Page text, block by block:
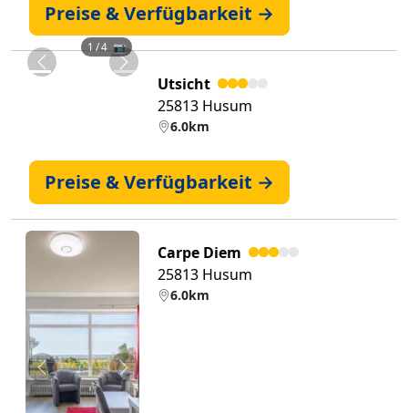
Preise & Verfügbarkeit →
Zurück Weiter
1/ 4 📷
Utsicht
25813 Husum
6.0km
Preise & Verfügbarkeit →
Zurück Weiter
Carpe Diem
25813 Husum
6.0km